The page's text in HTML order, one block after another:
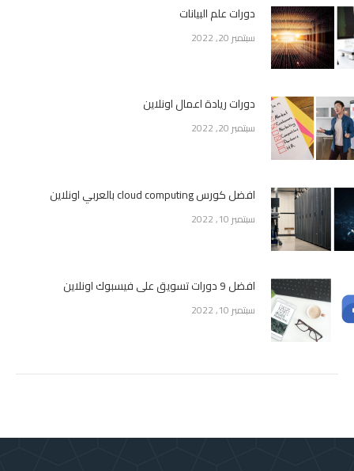
دورات علم البيانات
سبتمبر 20, 2022
دورات ريادة اعمال اونلاين
سبتمبر 20, 2022
افضل كورس cloud computing بالعربي اونلاين
سبتمبر 10, 2022
افضل 9 دورات تسويق على فيسبوك اونلاين
سبتمبر 10, 2022